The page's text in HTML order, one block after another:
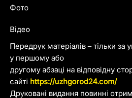
Передрук матеріалів – тільки за
у першому або
другому абзаці на відповідну
сайті https://uzhgorod24.com/
Друковані видання повинні
Фото
Відео